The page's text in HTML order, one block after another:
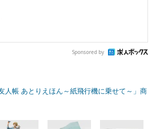
Sponsored by
人帳 あとりえほん～紙飛行機に乗せて～」商